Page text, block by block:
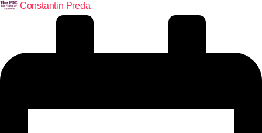
Constantin Preda